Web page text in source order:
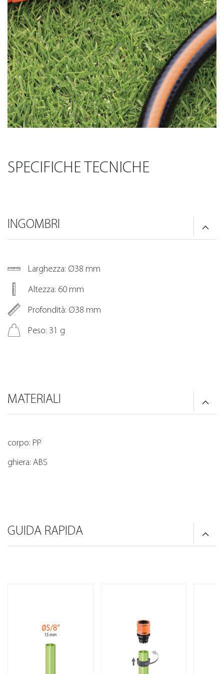
SPECIFICHE TECNICHE
INGOMBRI
Larghezza: Ø38 mm
Altezza: 60 mm
Profondità: Ø38 mm
Peso: 31 g
MATERIALI
corpo: PP
ghiera: ABS
GUIDA RAPIDA